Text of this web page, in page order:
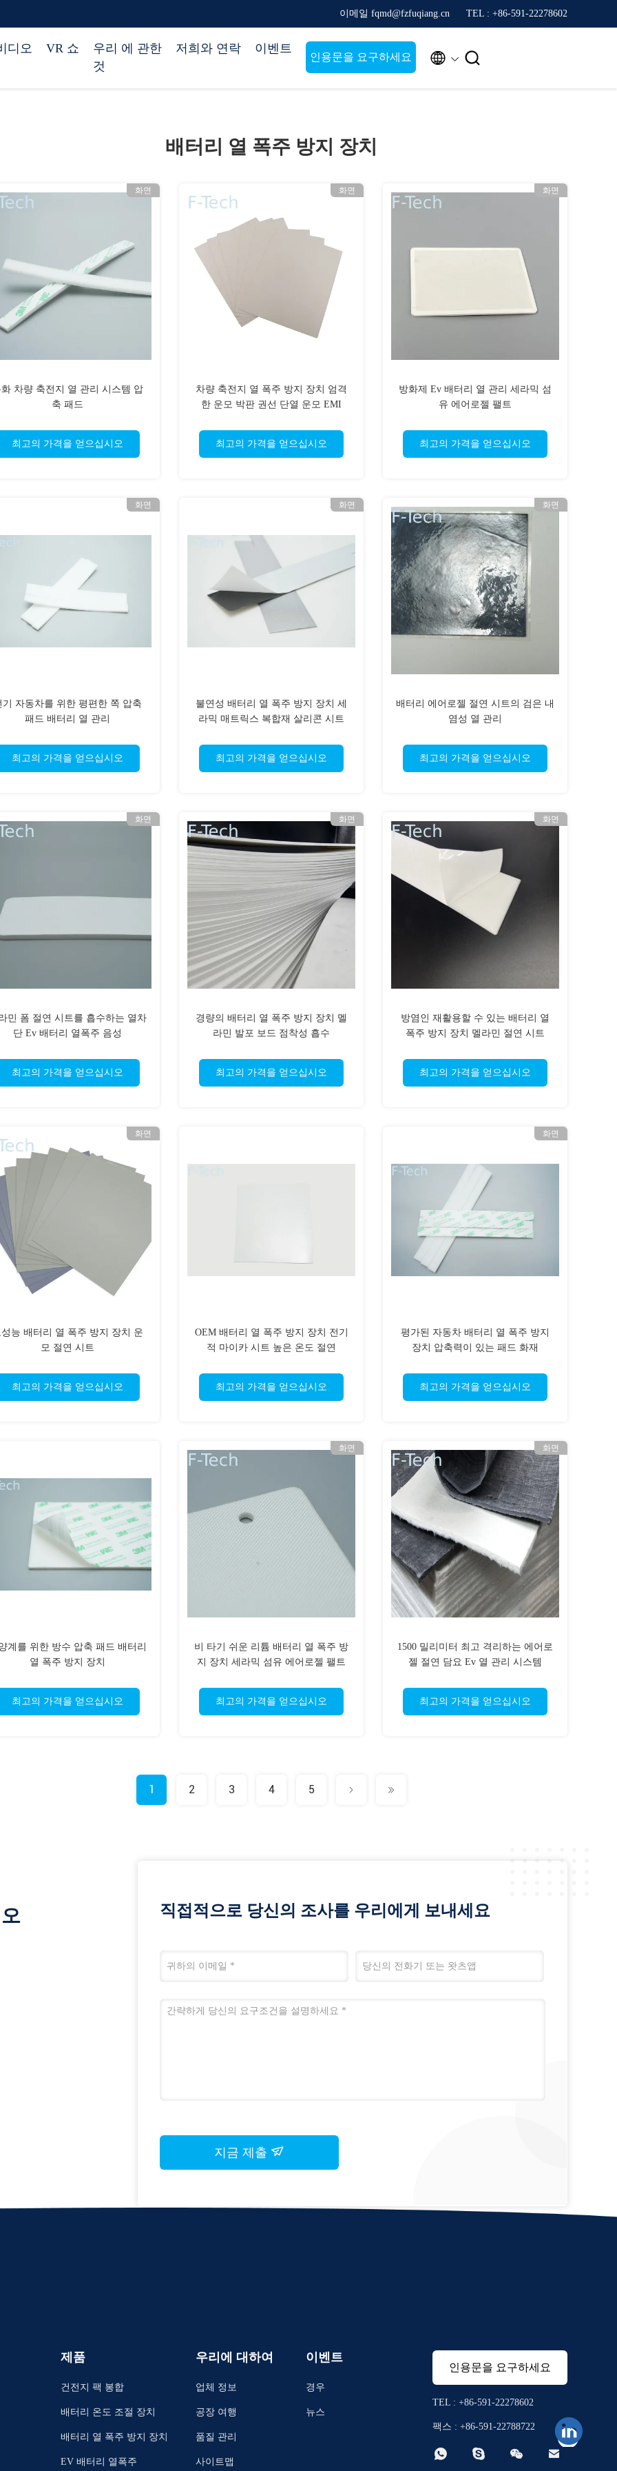
이메일 fqmd@fzfuqiang.cn TEL : +86-591-22278602
디오 VR 쇼
우리 에 관한
것
저희와 연락 이벤트
인용문을 요구하세요  
배터리 열 폭주 방지 장치
화면
차량 축전지 열 관리 시스템 압
축 패드
최고의 가격을 얻으십시오
화면
차량 축전지 열 폭주 방지 장치 엄격
한 운모 박판 권선 단열 운모 EMI
최고의 가격을 얻으십시오
화면
방화제 Ev 배터리 열 관리 세라믹 섬
유 에어로젤 팰트
최고의 가격을 얻으십시오
화면
기 자동차를 위한 평편한 쪽 압축
패드 배터리 열 관리
최고의 가격을 얻으십시오
화면
불연성 배터리 열 폭주 방지 장치 세
라믹 매트릭스 복합재 살리콘 시트
최고의 가격을 얻으십시오
화면
배터리 에어로젤 절연 시트의 검은 내
염성 열 관리
최고의 가격을 얻으십시오
화면
민 폼 절연 시트를 흡수하는 열차
단 Ev 배터리 열폭주 음성
최고의 가격을 얻으십시오
화면
경량의 배터리 열 폭주 방지 장치 멜
라민 발포 보드 점착성 흡수
최고의 가격을 얻으십시오
화면
방염인 재활용할 수 있는 배터리 열
폭주 방지 장치 멜라민 절연 시트
최고의 가격을 얻으십시오
화면
능 배터리 열 폭주 방지 장치 운
모 절연 시트
최고의 가격을 얻으십시오
OEM 배터리 열 폭주 방지 장치 전기
적 마이카 시트 높은 온도 절연
최고의 가격을 얻으십시오
화면
평가된 자동차 배터리 열 폭주 방지
장치 압축력이 있는 패드 화재
최고의 가격을 얻으십시오
계를 위한 방수 압축 패드 배터리
열 폭주 방지 장치
최고의 가격을 얻으십시오
화면
비 타기 쉬운 리튬 배터리 열 폭주 방
지 장치 세라믹 섬유 에어로젤 팰트
최고의 가격을 얻으십시오
화면
1500 밀리미터 최고 격리하는 에어로
젤 절연 담요 Ev 열 관리 시스템
최고의 가격을 얻으십시오
1 2 3 4 5
직접적으로 당신의 조사를 우리에게 보내세요
지금 제출
제품
건전지 팩 봉합
배터리 온도 조절 장치
배터리 열 폭주 방지 장치
EV 배터리 열폭주
우리에 대하여
업체 정보
공장 여행
품질 관리
사이트맵
이벤트
경우
뉴스
인용문을 요구하세요
TEL : +86-591-22278602
팩스 : +86-591-22788722
   